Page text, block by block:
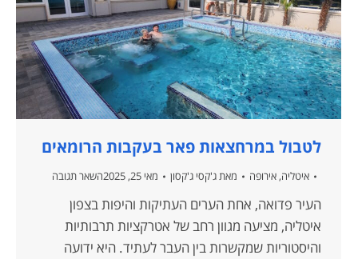
לטבול במרחצאות פאר בעקבות הרומאים
איטליה, אירופה מאתג'קסי ג'קסון מאי 25, 2025 השאר תגובה
העיר פדואה, אחת הערים העתיקות והיפות בצפון
איטליה, מציעה מגוון רחב של אטרקציות תרבותיות
והיסטוריות שמקשרות בין העבר לעתיד. היא ידועה